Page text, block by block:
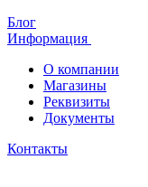
Блог
Информация
О компании
Магазины
Реквизиты
Документы
Контакты